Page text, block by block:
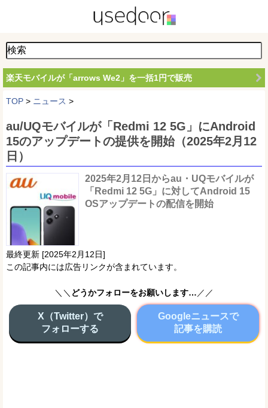
楽天モバイルが「arrows We2」を一括1円で販売
TOP > ニュース >
au/UQモバイルが「Redmi 12 5G」にAndroid
15のアップデートの提供を開始（2025年2月12
日）
2025年2月12日からau・UQモバイルが
「Redmi 12 5G」に対してAndroid 15
OSアップデートの配信を開始
最終更新 [2025年2月12日]
この記事内には広告リンクが含まれています。
＼＼ どうかフォローをお願いします… ／／
X（Twitter）で
フォローする
Googleニュースで
記事を購読